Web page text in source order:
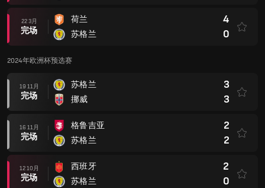
22 3月
完场
荷兰
苏格兰
4
0
2024年欧洲杯预选赛
19 11月
完场
苏格兰
挪威
3
3
16 11月
完场
格鲁吉亚
苏格兰
2
2
12 10月
完场
西班牙
苏格兰
2
0